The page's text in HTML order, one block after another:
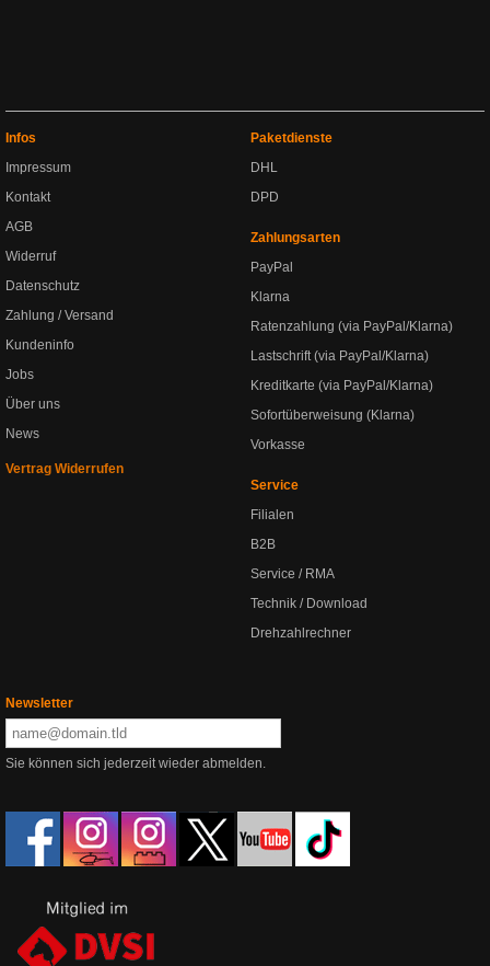
Infos
Impressum
Kontakt
AGB
Widerruf
Datenschutz
Zahlung / Versand
Kundeninfo
Jobs
Über uns
News
Vertrag Widerrufen
Paketdienste
DHL
DPD
Zahlungsarten
PayPal
Klarna
Ratenzahlung (via PayPal/Klarna)
Lastschrift (via PayPal/Klarna)
Kreditkarte (via PayPal/Klarna)
Sofortüberweisung (Klarna)
Vorkasse
Service
Filialen
B2B
Service / RMA
Technik / Download
Drehzahlrechner
Newsletter
Sie können sich jederzeit wieder abmelden.